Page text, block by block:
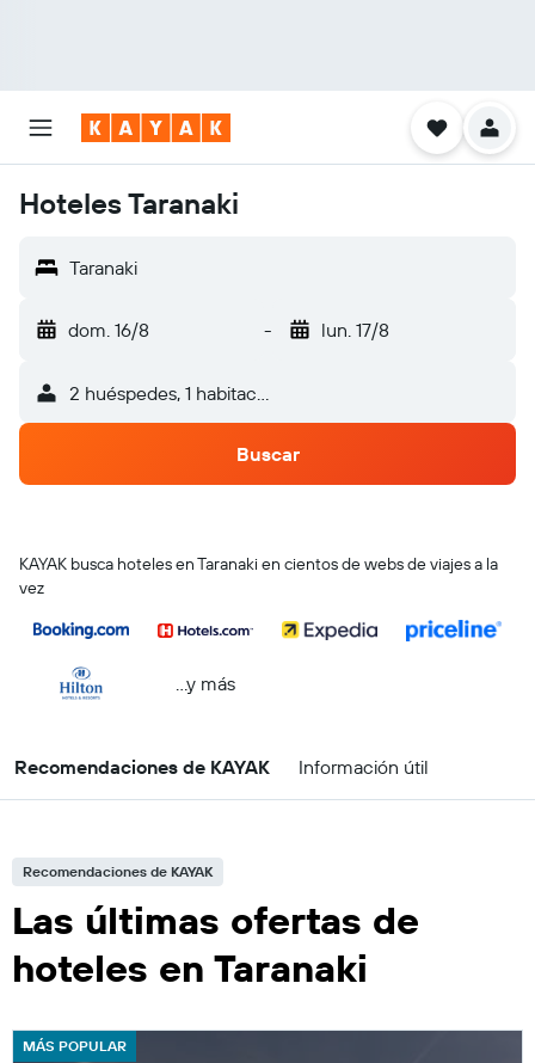
Hoteles Taranaki
Taranaki
dom. 16/8 - lun. 17/8
2 huéspedes, 1 habitación
Buscar
KAYAK busca hoteles en Taranaki en cientos de webs de viajes a la
vez
...y más
Recomendaciones de KAYAK Información útil
Recomendaciones de KAYAK
Las últimas ofertas de
hoteles en Taranaki
MÁS POPULAR